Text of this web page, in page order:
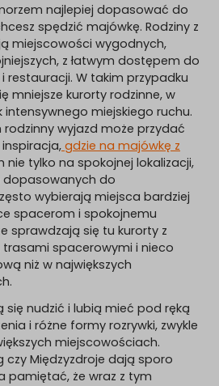
najlepiej dopasować do
spędzić majówkę. Rodziny z
miejscowości wygodnych,
z łatwym dostępem do
restauracji. W takim przypadku
mniejsze kurorty rodzinne, w
miejskiego ruchu.
wyjazd może przydać
gdzie na majówkę z
nie tylko na spokojnej lokalizacji,
do
wybierają miejsca bardziej
spacerom i spokojnemu
sprawdzają się tu kurorty z
trasami spacerowymi i nieco
niż w największych
się nudzić i lubią mieć pod ręką
i różne formy rozrywki, zwykle
miejscowościach.
czy Międzyzdroje dają sporo
pamiętać, że wraz z tym